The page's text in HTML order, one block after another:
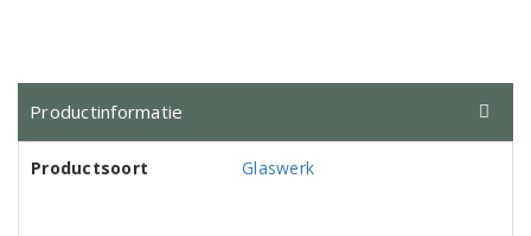
Productinformatie
Productsoort Glaswerk